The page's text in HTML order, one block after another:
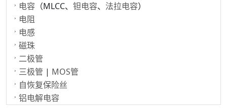
电容 （MLCC、 钽电容、 法拉电容）
电阻
电感
磁珠
二极管
三极管 | MOS管
自恢复保险丝
铝电解电容